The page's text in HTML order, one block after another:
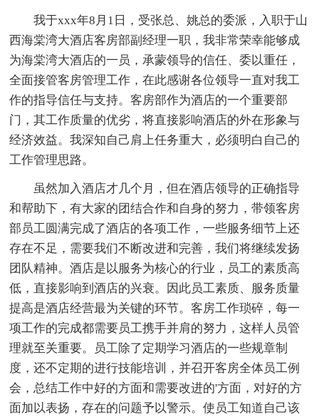
我于xxx年8月1日，受张总、姚总的委派，入职于山
西海棠湾大酒店客房部副经理一职，我非常荣幸能够成
为海棠湾大酒店的一员，承蒙领导的信任、委以重任，
全面接管客房管理工作，在此感谢各位领导一直对我工
作的指导信任与支持。客房部作为酒店的一个重要部
门，其工作质量的优劣，将直接影响酒店的外在形象与
经济效益。我深知自己肩上任务重大，必须明白自己的
工作管理思路。
虽然加入酒店才几个月，但在酒店领导的正确指导
和帮助下，有大家的团结合作和自身的努力，带领客房
部员工圆满完成了酒店的各项工作，一些服务细节上还
存在不足，需要我们不断改进和完善，我们将继续发扬
团队精神。酒店是以服务为核心的行业，员工的素质高
低，直接影响到酒店的兴衰。因此员工素质、服务质量
提高是酒店经营最为关键的环节。客房工作琐碎，每一
项工作的完成都需要员工携手并肩的努力，这样人员管
理就至关重要。员工除了定期学习酒店的一些规章制
度，还不定期的进行技能培训，并召开客房全体员工例
会，总结工作中好的方面和需要改进的'方面，对好的方
面加以表扬，存在的问题予以警示。使员工知道自己该